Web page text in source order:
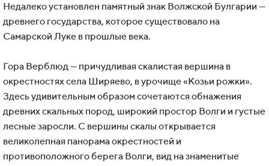
Недалеко установлен памятный знак Волжской Булгарии —
древнего государства, которое существовало на
Самарской Луке в прошлые века.
Гора Верблюд — причудливая скалистая вершина в
окрестностях села Ширяево, в урочище «Козьи рожки».
Здесь удивительным образом сочетаются обнажения
древних скальных пород, широкий простор Волги и густые
лесные заросли. С вершины скалы открывается
великолепная панорама окрестностей и
противоположного берега Волги, вид на знаменитые